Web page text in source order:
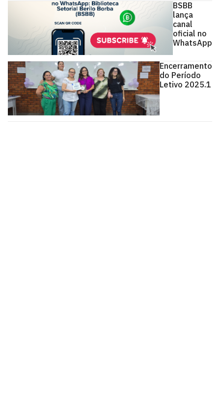
BSBB
lança
canal
oficial no
WhatsApp
Encerramento
do Período
Letivo 2025.1